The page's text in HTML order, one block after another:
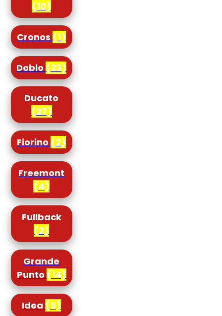
(10)
Cronos (1)
Doblo (23)
Ducato
(27)
Fiorino (2)
Freemont
(4)
Fullback
(2)
Grande
Punto (14)
Idea (5)